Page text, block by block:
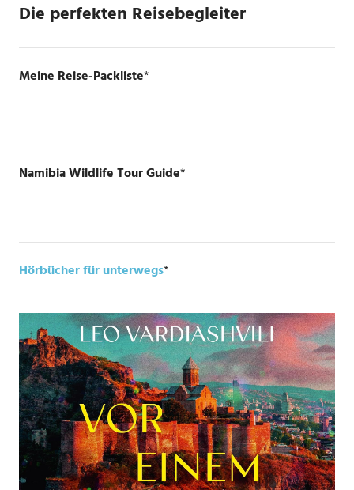
Die perfekten Reisebegleiter
Meine Reise-Packliste*
Namibia Wildlife Tour Guide*
Hörbücher für unterwegs*